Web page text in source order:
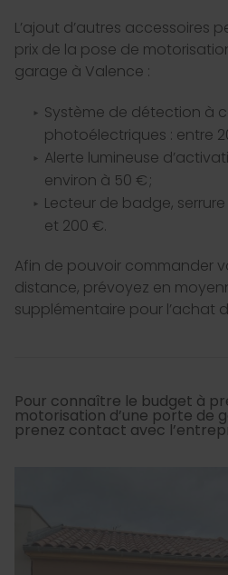
L’ajout d’autres accessoires
prix de la pose de
garage à Valence :
Système de détection à
photoélectriques : entre
Alerte lumineuse
environ à 50 € ;
Lecteur de badge,
et 200 €.
Afin de pouvoir commander
distance, prévoyez en
supplémentaire pour l’achat
Pour connaître le budget à
motorisation d’une porte de
prenez contact avec